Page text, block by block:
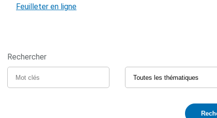
Feuilleter en ligne
Rechercher